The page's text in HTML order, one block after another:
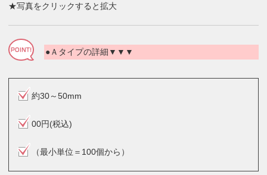
★写真をクリックすると拡大
●Ａタイプの詳細▼▼▼
約30～50mm
00円(税込)
（最小単位＝100個から）